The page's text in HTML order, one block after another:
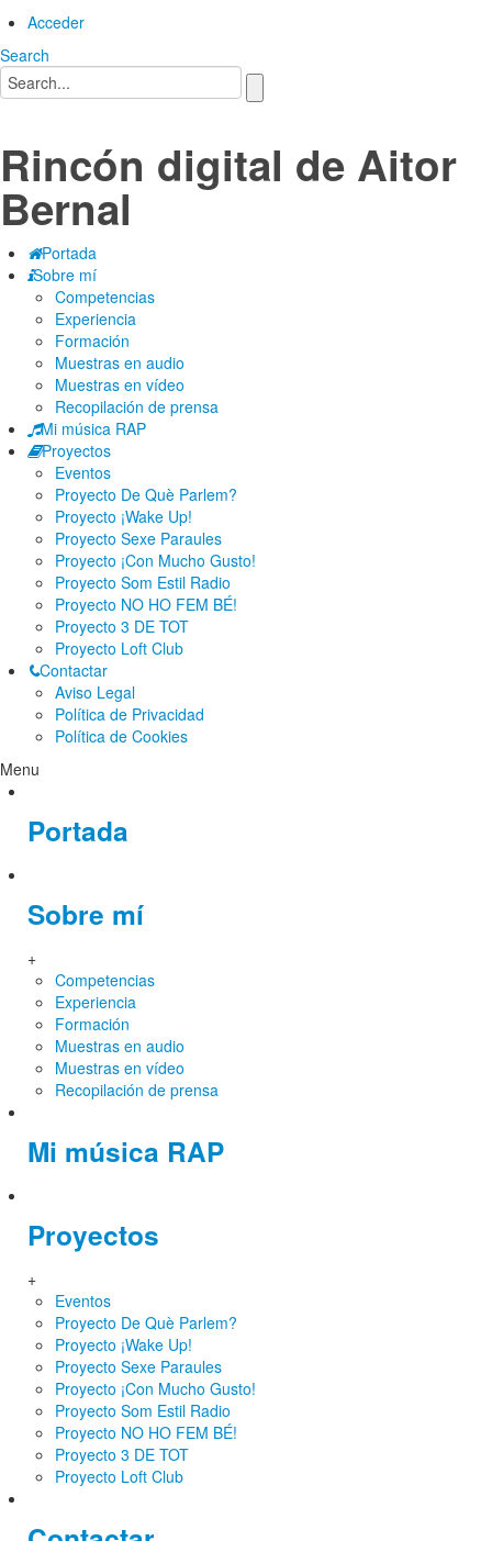
Acceder
Search
Rincón digital de Aitor
Bernal
Portada
Sobre mí
Competencias
Experiencia
Formación
Muestras en audio
Muestras en vídeo
Recopilación de prensa
Mi música RAP
Proyectos
Eventos
Proyecto De Què Parlem?
Proyecto ¡Wake Up!
Proyecto Sexe Paraules
Proyecto ¡Con Mucho Gusto!
Proyecto Som Estil Radio
Proyecto NO HO FEM BÉ!
Proyecto 3 DE TOT
Proyecto Loft Club
Contactar
Aviso Legal
Política de Privacidad
Política de Cookies
Menu
Portada
Sobre mí
+
Competencias
Experiencia
Formación
Muestras en audio
Muestras en vídeo
Recopilación de prensa
Mi música RAP
Proyectos
+
Eventos
Proyecto De Què Parlem?
Proyecto ¡Wake Up!
Proyecto Sexe Paraules
Proyecto ¡Con Mucho Gusto!
Proyecto Som Estil Radio
Proyecto NO HO FEM BÉ!
Proyecto 3 DE TOT
Proyecto Loft Club